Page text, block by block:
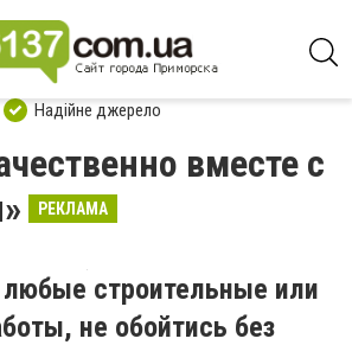
Надійне джерело
вместе с
РЕКЛАМА
строительные или
не обойтись без